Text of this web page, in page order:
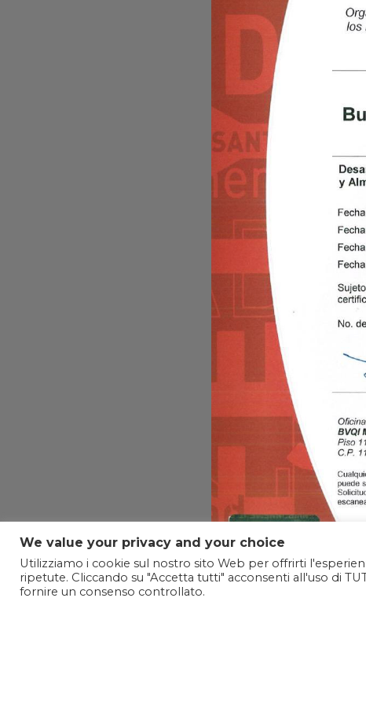
We value your privacy and your choice
Utilizziamo i cookie sul nostro sito Web per offrirti
ripetute. Cliccando su "Accetta tutti" acconsenti all'uso di
fornire un consenso controllato.